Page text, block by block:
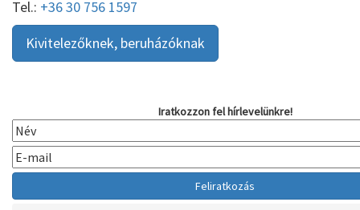
Tel.: +36 30 756 1597
Kivitelezőknek, beruházóknak
Iratkozzon fel hírlevelünkre!